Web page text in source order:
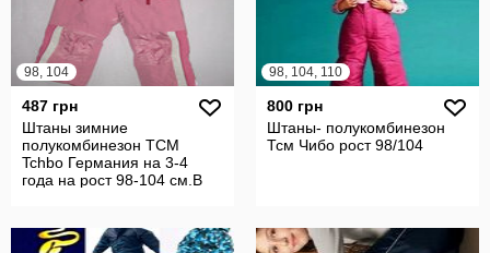
98, 104
487 грн
Штаны зимние
полукомбинезон TCM
Tchbo Германия на 3-4
года на рост 98-104 см.В
98, 104, 110
800 грн
Штаны- полукомбинезон
Тсм Чибо рост 98/104